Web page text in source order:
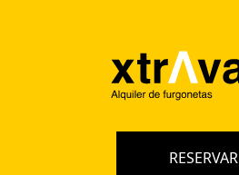
RESERVAR